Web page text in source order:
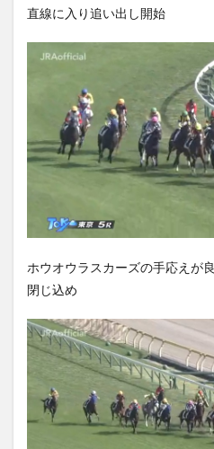
直線に入り追い出し開始
ホウオウラスカーズの手応えが
閉じ込め